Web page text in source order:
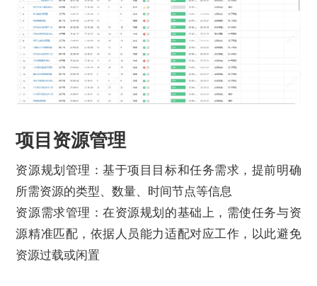
项目资源管理
资源规划管理：基于项目目标和任务需求，提前明确
所需资源的类型、数量、时间节点等信息
资源需求管理：在资源规划的基础上，需使任务与资
源精准匹配，依据人员能力适配对应工作，以此避免
资源过载或闲置